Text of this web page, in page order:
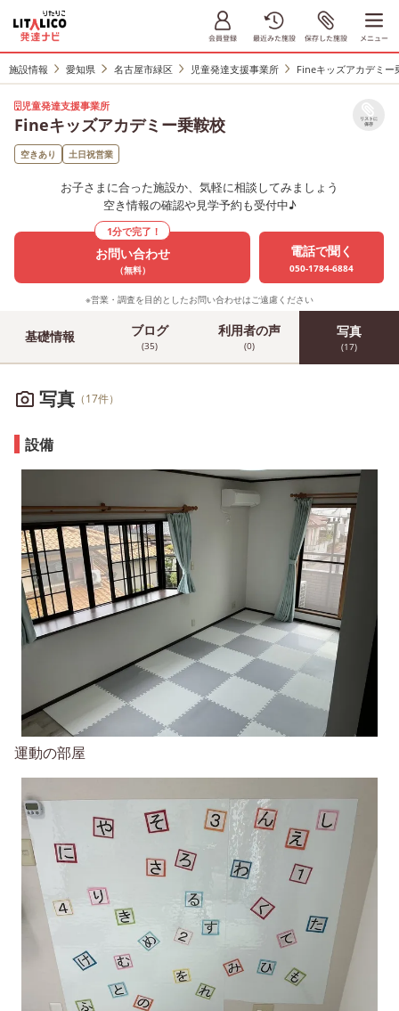
施設情報 愛知県 名古屋市緑区 児童発達支援事業所 Fineキッズアカデミー
児童発達支援事業所
Fineキッズアカデミー乗鞍校 リストに
保存
空きあり 土日祝営業
お子さまに合った施設か、気軽に相談してみましょう
空き情報の確認や見学予約も受付中♪
1分で完了！
お問い合わせ
（無料）
電話で聞く
050-1784-6884
※営業・調査を目的としたお問い合わせはご遠慮ください
基礎情報 ブログ
(35)
利用者の声
(0)
写真
(17)
写真 （17件）
設備
運動の部屋